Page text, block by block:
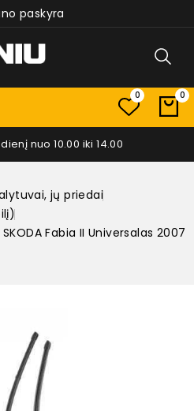
paskyra
0 0
nuo 10.00 iki 14.00
jų priedai
SKODA Fabia II Universalas 2007